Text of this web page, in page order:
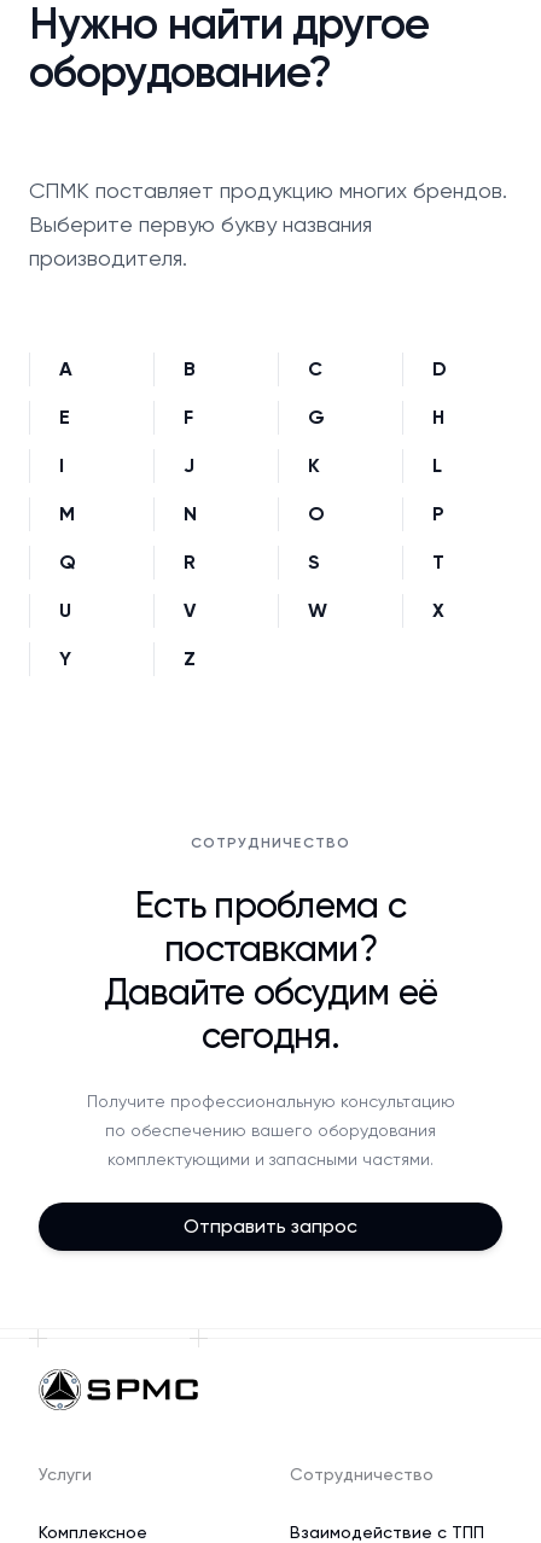
Нужно найти другое
оборудование?
СПМК поставляет продукцию многих брендов.
Выберите первую букву названия
производителя.
A B C D
E F G H
I J K L
M N O P
Q R S T
U V W X
Y Z
СОТРУДНИЧЕСТВО
Есть проблема с
поставками?
Давайте обсудим её
сегодня.
Получите профессиональную консультацию
по обеспечению вашего оборудования
комплектующими и запасными частями.
Отправить запрос
Услуги
Комплексное
Сотрудничество
Взаимодействие с ТПП